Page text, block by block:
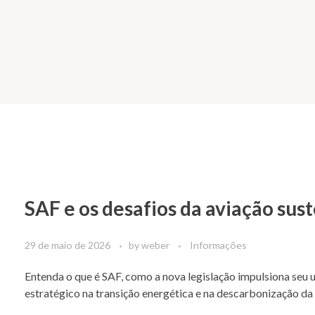
SAF e os desafios da aviação
29 de maio de 2026 byweber Informações
Entenda o que é SAF, como a nova legislação impulsiona
estratégico na transição energética e na descarbonização da